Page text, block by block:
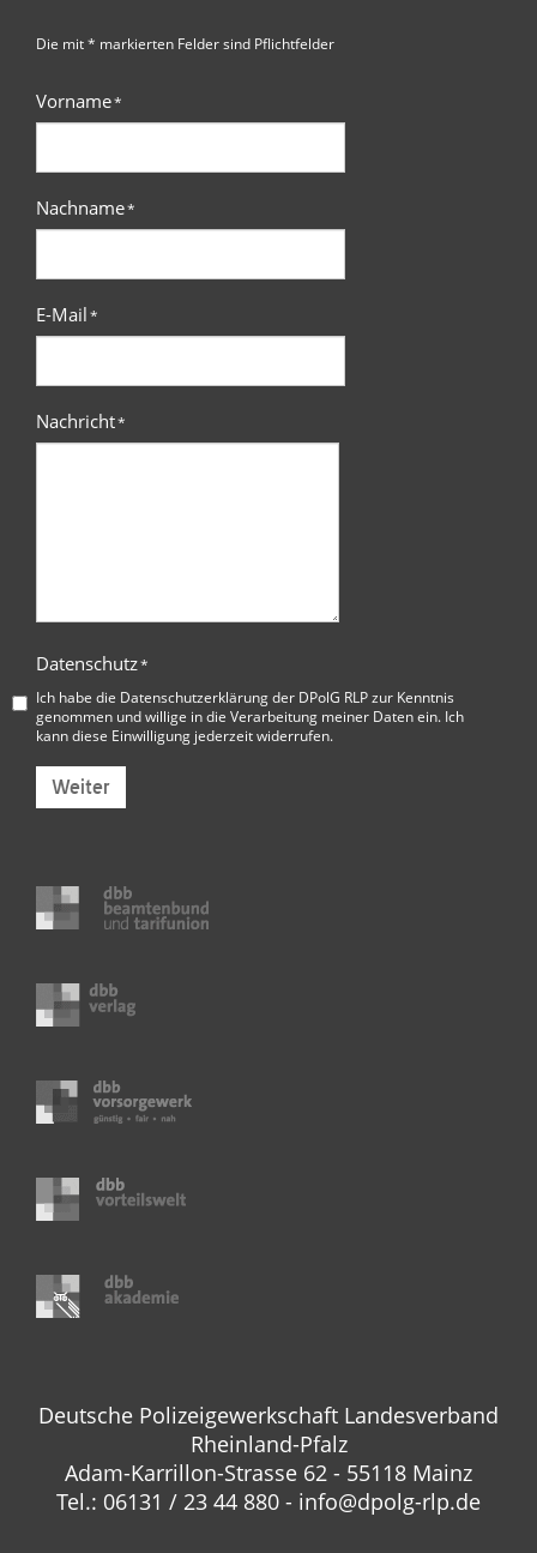
Die mit * markierten Felder sind Pflichtfelder
Vorname*
Nachname*
E-Mail*
Nachricht*
Datenschutz*
Ich habe die Datenschutzerklärung der DPolG RLPzur Kenntnis
genommen und willige in die Verarbeitung meiner Daten ein. Ich
kann diese Einwilligung jederzeit widerrufen.
Weiter
Deutsche Polizeigewerkschaft Landesverband
Rheinland-Pfalz
Adam-Karrillon-Strasse 62 - 55118 Mainz
Tel.: 06131 / 23 44 880 - info@dpolg-rlp.de